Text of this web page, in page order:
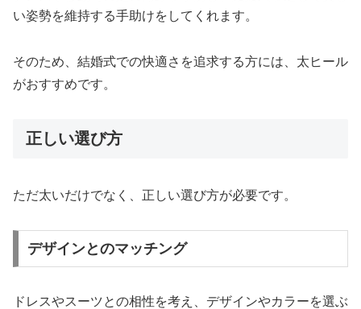
い姿勢を維持する手助けをしてくれます。
そのため、結婚式での快適さを追求する方には、太ヒール
がおすすめです。
正しい選び方
ただ太いだけでなく、正しい選び方が必要です。
デザインとのマッチング
ドレスやスーツとの相性を考え、デザインやカラーを選ぶ